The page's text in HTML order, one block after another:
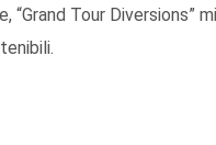
“Grand Tour Diversions”